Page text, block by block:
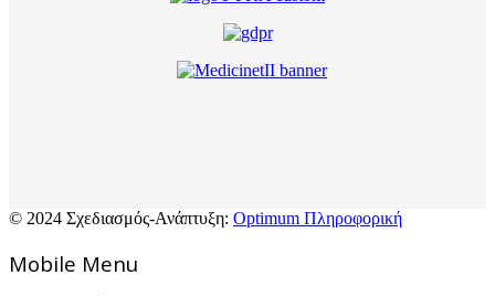
© 2024 Σχεδιασμός-Ανάπτυξη: Optimum Πληροφορική
Mοbile Menu